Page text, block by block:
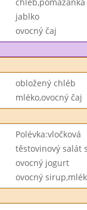
jablko
ovocný čaj
obložený chléb
mléko,ovocný čaj
Polévka:vločková
těstovinový salát
ovocný jogurt
ovocný